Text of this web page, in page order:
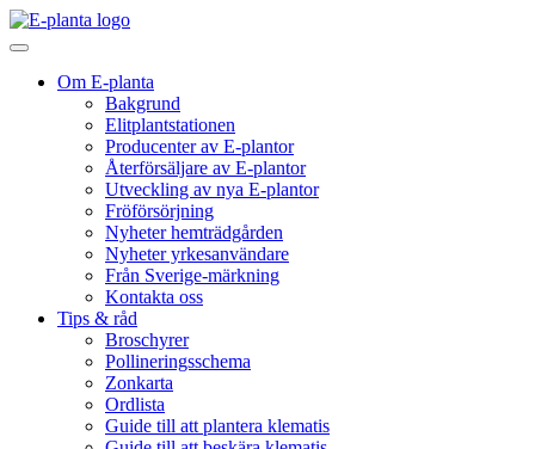
Hoppa till innehåll
Huvudnavigering
Om E-planta
Bakgrund
Elitplantstationen
Producenter av E-plantor
Återförsäljare av E-plantor
Utveckling av nya E-plantor
Fröförsörjning
Nyheter hemträdgården
Nyheter yrkesanvändare
Från Sverige-märkning
Kontakta oss
Tips & råd
Broschyrer
Pollineringsschema
Zonkarta
Ordlista
Guide till att plantera klematis